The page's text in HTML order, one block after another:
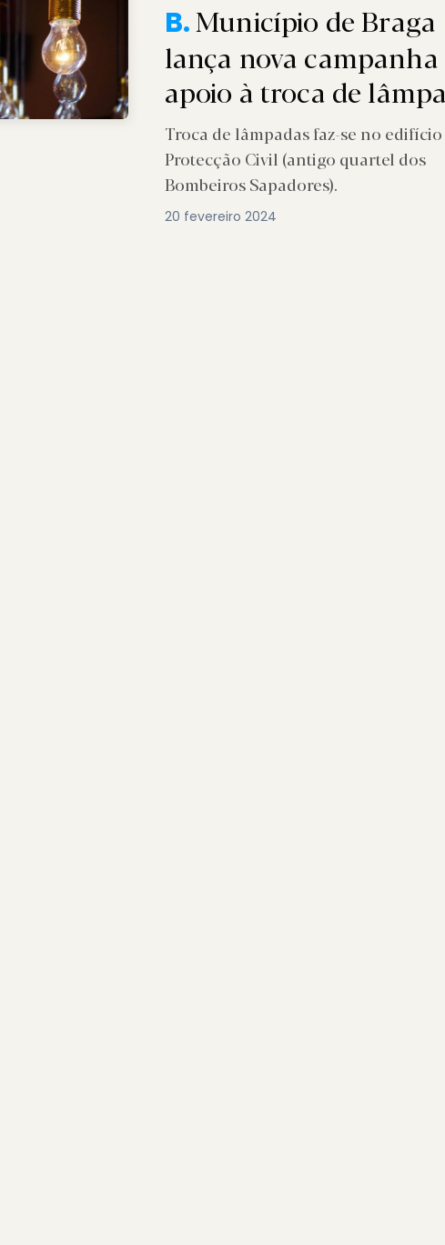
B.Município de Braga
lança nova campanha
apoio à troca de
Troca de lâmpadas faz-se no
Protecção Civil (antigo quartel dos
Bombeiros Sapadores).
20 fevereiro 2024